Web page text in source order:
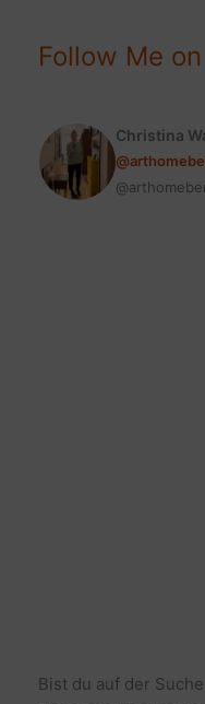
Follow Me
Christina
Bist du auf der